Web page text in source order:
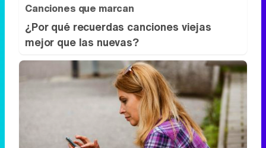
Canciones que marcan
¿Por qué recuerdas canciones viejas
mejor que las nuevas?